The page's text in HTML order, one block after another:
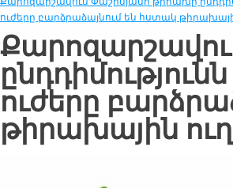
ուժերը բարձրաձայնում են հստակ
ուժերը
թիրախային